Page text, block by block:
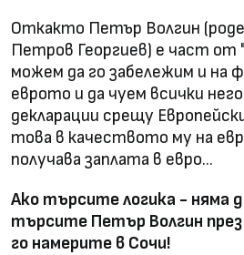
Откакто Петър Волгин
Петров Георгиев) е част от
можем да го забележим и на
еврото и да чуем всички
декларации срещу
това в качеството му на
получава заплата в евро...
Ако търсите логика - няма
търсите Петър Волгин
го намерите в Сочи!